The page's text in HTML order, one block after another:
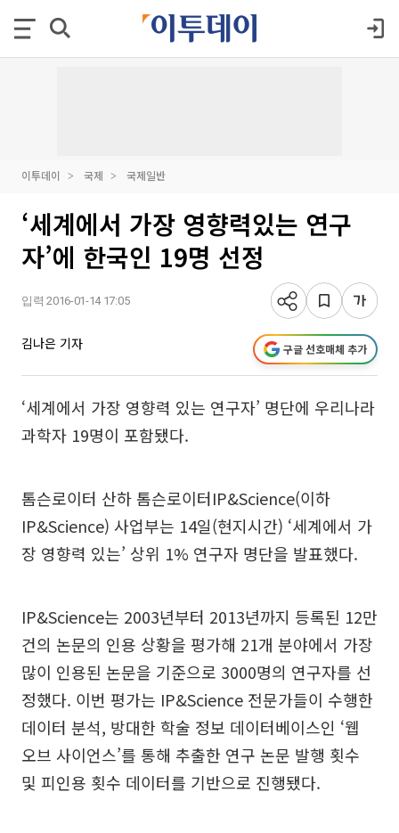
이투데이 국제 국제일반
‘세계에서 가장 영향력있는 연구
자’에 한국인 19명 선정
입력 2016-01-14 17:05
김나은 기자 구글 선호매체 추가
‘세계에서 가장 영향력 있는 연구자’ 명단에 우리나라
과학자 19명이 포함됐다.
톰슨로이터 산하 톰슨로이터IP&Science(이하
IP&Science) 사업부는 14일(현지시간) ‘세계에서 가
장 영향력 있는’ 상위 1% 연구자 명단을 발표했다.
IP&Science는 2003년부터 2013년까지 등록된 12만
건의 논문의 인용 상황을 평가해 21개 분야에서 가장
많이 인용된 논문을 기준으로 3000명의 연구자를 선
정했다. 이번 평가는 IP&Science 전문가들이 수행한
데이터 분석, 방대한 학술 정보 데이터베이스인 ‘웹
오브 사이언스’를 통해 추출한 연구 논문 발행 횟수
및 피인용 횟수 데이터를 기반으로 진행됐다.